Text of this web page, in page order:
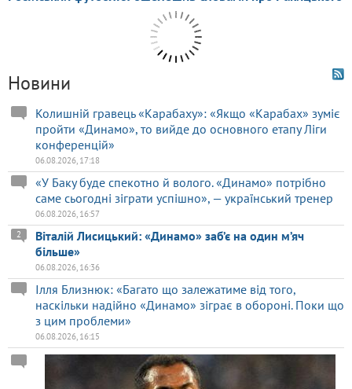
Новини
Колишній гравець «Карабаху»: «Якщо «Карабах» зуміє
пройти «Динамо», то вийде до основного етапу Ліги
конференцій»
06.08.2026, 17:18
«У Баку буде спекотно й волого. «Динамо» потрібно
саме сьогодні зіграти успішно», — український тренер
06.08.2026, 16:57
Віталій Лисицький: «Динамо» заб’є на один м’яч
більше»
2
06.08.2026, 16:36
Ілля Близнюк: «Багато що залежатиме від того,
наскільки надійно «Динамо» зіграє в обороні. Поки що
з цим проблеми»
06.08.2026, 16:15